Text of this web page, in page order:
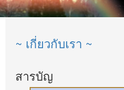
~ เกี่ยวกับเรา ~
สารบัญ